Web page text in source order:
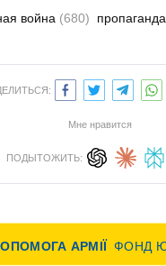
война (680) пропаганда
Мне нравится
ПОДЫТОЖИТЬ: